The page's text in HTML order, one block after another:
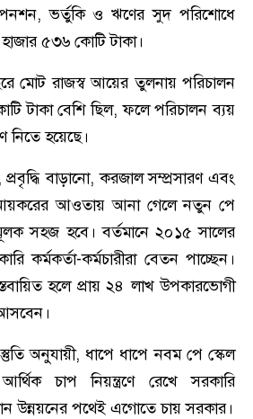
ভর্তুকি ও ঋণের সুদ পরিশোধে
৫৩৬ কোটি টাকা।
মোট রাজস্ব আয়ের তুলনায় পরিচালন
টাকা বেশি ছিল, ফলে পরিচালন ব্যয়
হয়েছে।
প্রবৃদ্ধি বাড়ানো, করজাল সম্প্রসারণ এবং
আয়করের আওতায় আনা গেলে নতুন পে
সহজ হবে। বর্তমানে ২০১৫ সালের
কর্মকর্তা-কর্মচারীরা বেতন পাচ্ছেন।
হলে প্রায় ২৪ লাখ উপকারভোগী
অনুযায়ী, ধাপে ধাপে নবম পে স্কেল
আর্থিক চাপ নিয়ন্ত্রণে রেখে সরকারি
উন্নয়নের পথেই এগোতে চায় সরকার।